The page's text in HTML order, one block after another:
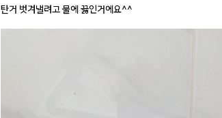
탄거 벗겨낼려고 물에 끓인거에요^^